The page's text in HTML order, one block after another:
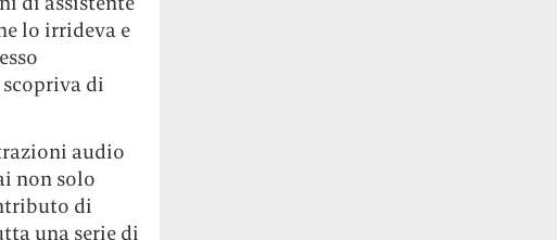
lo irrideva e
di
audio
non solo
di
una serie di